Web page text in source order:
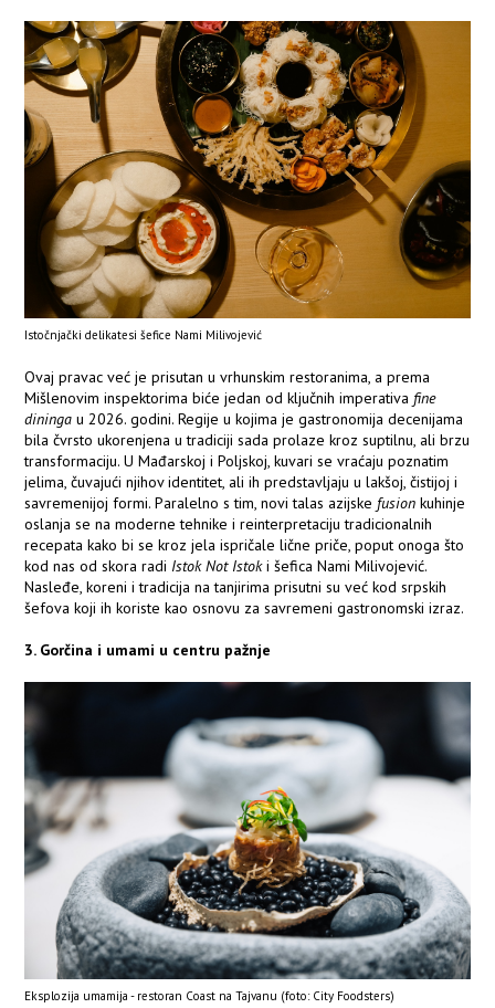
Istočnjački delikatesi šefice Nami Milivojević
Ovaj pravac već je prisutan u vrhunskim restoranima, a prema
Mišlenovim inspektorima biće jedan od ključnih imperativa fine
dininga u 2026. godini. Regije u kojima je gastronomija decenijama
bila čvrsto ukorenjena u tradiciji sada prolaze kroz suptilnu, ali brzu
transformaciju. U Mađarskoj i Poljskoj, kuvari se vraćaju poznatim
jelima, čuvajući njihov identitet, ali ih predstavljaju u lakšoj, čistijoj i
savremenijoj formi. Paralelno s tim, novi talas azijske fusion kuhinje
oslanja se na moderne tehnike i reinterpretaciju tradicionalnih
recepata kako bi se kroz jela ispričale lične priče, poput onoga što
kod nas od skora radi Istok Not Istoki šefica Nami Milivojević.
Nasleđe, koreni i tradicija na tanjirima prisutni su već kod srpskih
šefova koji ih koriste kao osnovu za savremeni gastronomski izraz.
3. Gorčina i umami u centru pažnje
Eksplozija umamija - restoran Coast na Tajvanu (foto: City Foodsters)